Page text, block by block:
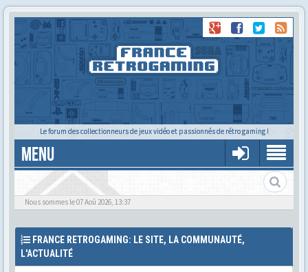
Le forum des collectionneurs de jeux vidéo et passionnés de rétro gaming !
MENU
Le forum des cartoucheurs et cartoucheuses !
Nous sommes le 07 Aoû 2026, 13:37
FRANCE RETROGAMING: LE SITE, LA COMMUNAUTÉ,
L'ACTUALITÉ